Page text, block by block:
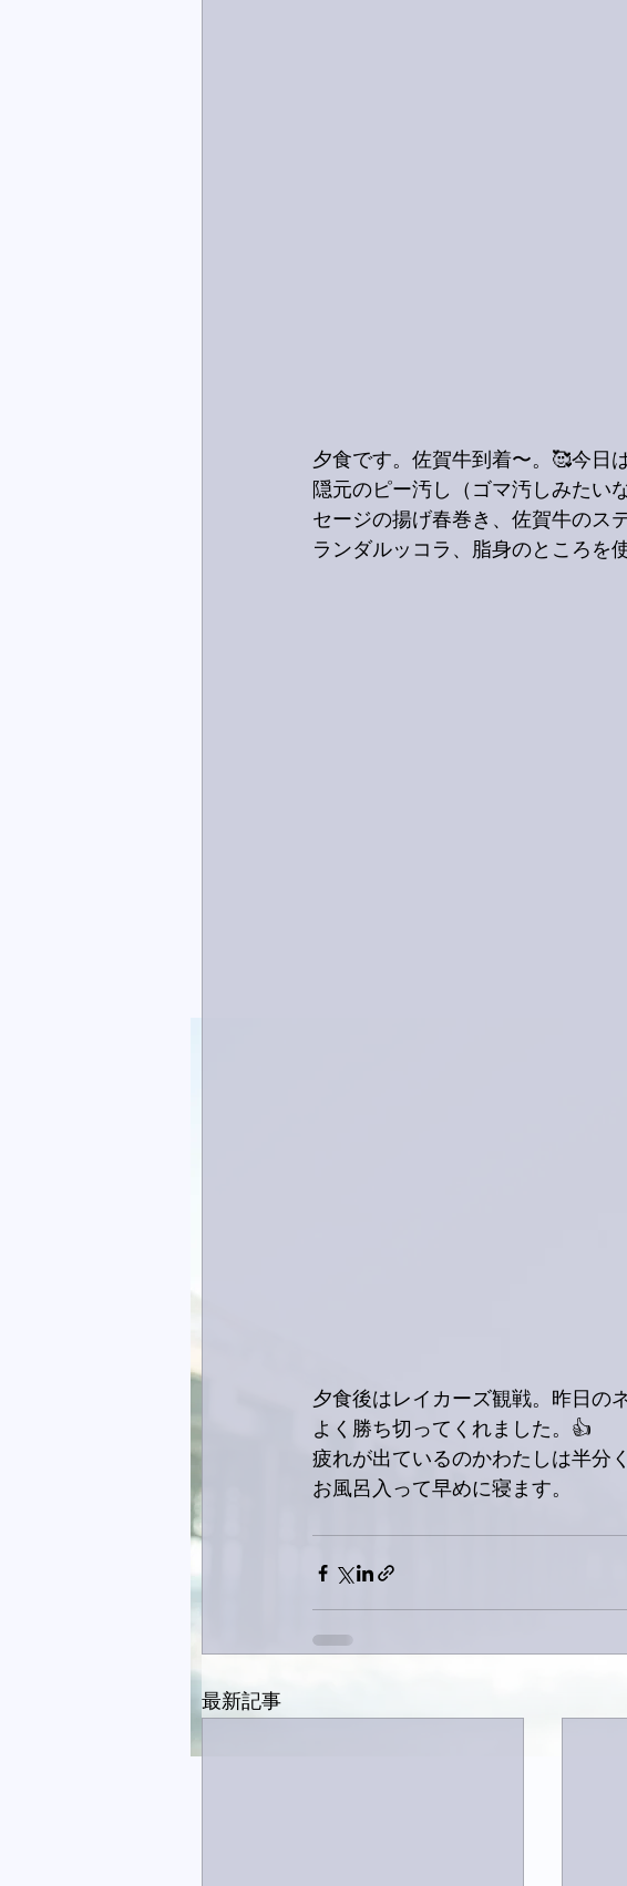
夕食です。佐賀牛到着〜。🥰今日
隠元のピー汚し（ゴマ汚しみたい
セージの揚げ春巻き、佐賀牛のス
ランダルッコラ、脂身のところを
夕食後はレイカーズ観戦。昨日の
よく勝ち切ってくれました。👍
疲れが出ているのかわたしは半分
お風呂入って早めに寝ます。
最新記事